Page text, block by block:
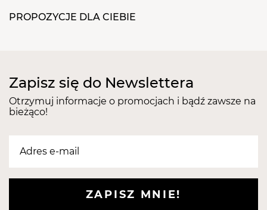
do pedicure. Doskonały do usuwania
łatwo zdjąć i wymienić. Wykonany z bardzo dobrego
i wytrzymałego materiału oraz łatwy do utrzymania
czystości. Można go dezynfekować w wanience.
PROPOZYCJE DLA CIEBIE
Zapisz się do Newslettera
Otrzymuj informacje o promocjach i bądź zawsze na
bieżąco!
ZAPISZ MNIE!